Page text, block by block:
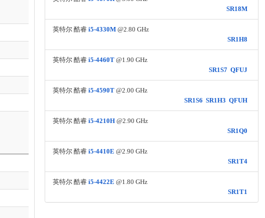
SR18M
英特尔 酷睿 i5-4330M@2.80 GHz
SR1H8
英特尔 酷睿 i5-4460T@1.90 GHz
SR1S7 QFUJ
英特尔 酷睿 i5-4590T@2.00 GHz
SR1S6 SR1H3 QFUH
英特尔 酷睿 i5-4210H@2.90 GHz
SR1Q0
英特尔 酷睿 i5-4410E @2.90 GHz
SR1T4
英特尔 酷睿 i5-4422E @1.80 GHz
SR1T1